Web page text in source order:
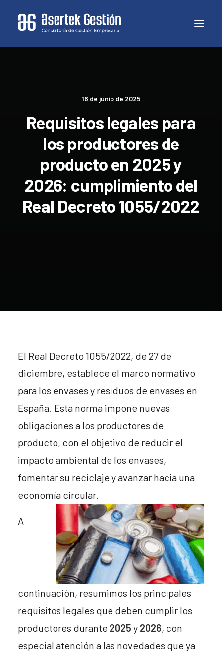
16 de junio de 2025
Requisitos legales para
los productores de
producto en 2025 y
2026: cumplimiento del
Real Decreto 1055/2022
El Real Decreto 1055/2022, de 27 de
diciembre, establece el marco normativo
para los envases y residuos de envases en
España. Esta norma impone nuevas
obligaciones a los productores de
producto, con el objetivo de reducir el
impacto ambiental de los envases,
fomentar su reciclaje y avanzar hacia una
economía circular.
A
continuación, resumimos los principales
requisitos legales que deben cumplir los
productores durante 2025 y 2026, con
especial atención a las novedades que ya